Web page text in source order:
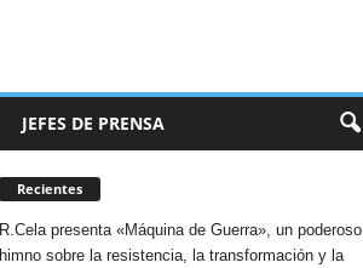
JEFES DE PRENSA
Recientes
R.Cela presenta «Máquina de Guerra», un poderoso
himno sobre la resistencia, la transformación y la